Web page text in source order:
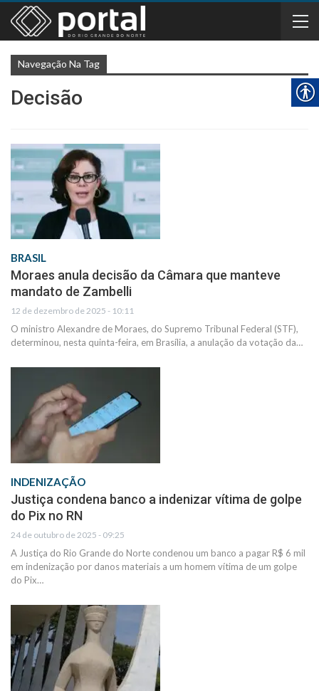
Navegação Na Tag
Decisão
BRASIL
Moraes anula decisão da Câmara que manteve
mandato de Zambelli
12 de dezembro de 2025 - 10:11
O ministro Alexandre de Moraes, do Supremo Tribunal Federal (STF),
determinou, nesta quinta-feira, em Brasília, a anulação da votação da…
INDENIZAÇÃO
Justiça condena banco a indenizar vítima de golpe
do Pix no RN
24 de outubro de 2025 - 09:25
A Justiça do Rio Grande do Norte condenou um banco a pagar R$ 6 mil
em indenização por danos materiais a um homem vítima de um golpe
do Pix…